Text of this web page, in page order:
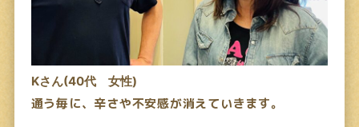
Kさん(40代 女性)
通う毎に、辛さや不安感が消えていきます。